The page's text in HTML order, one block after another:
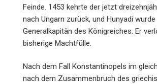
Feinde. 1453 kehrte der jetzt
nach Ungarn zurück, und Hun­­yadi wurde
Generalkapitän des Königreiches. Er
bisherige Machtfülle.
Nach dem Fall Konstantinopels im
nach dem Zusammenbruch des